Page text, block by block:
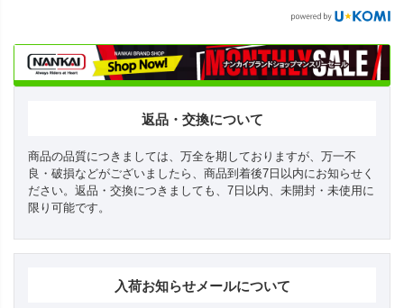
返品・交換について
商品の品質につきましては、万全を期しておりますが、万一不
良・破損などがございましたら、商品到着後7日以内にお知らせく
ださい。返品・交換につきましても、7日以内、未開封・未使用に
限り可能です。
入荷お知らせメールについて